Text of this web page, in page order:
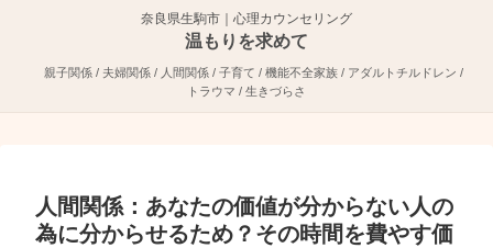
奈良県生駒市｜心理カウンセリング
温もりを求めて
親子関係 / 夫婦関係 / 人間関係 / 子育て / 機能不全家族 / アダルトチルドレン /
トラウマ / 生きづらさ
人間関係：あなたの価値が分からない人の
為に分からせるため？その時間を費やす価